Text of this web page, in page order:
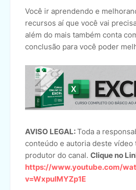
Você ir aprendendo e
recursos aí que você vai
além do mais também conta
conclusão para você poder
AVISO LEGAL:Toda a
conteúdo e autoria deste vídeo
produtor do canal. Clique no
https://www.youtube.com/
v=WxpuIMYZp1E